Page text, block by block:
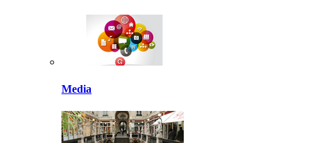
Media